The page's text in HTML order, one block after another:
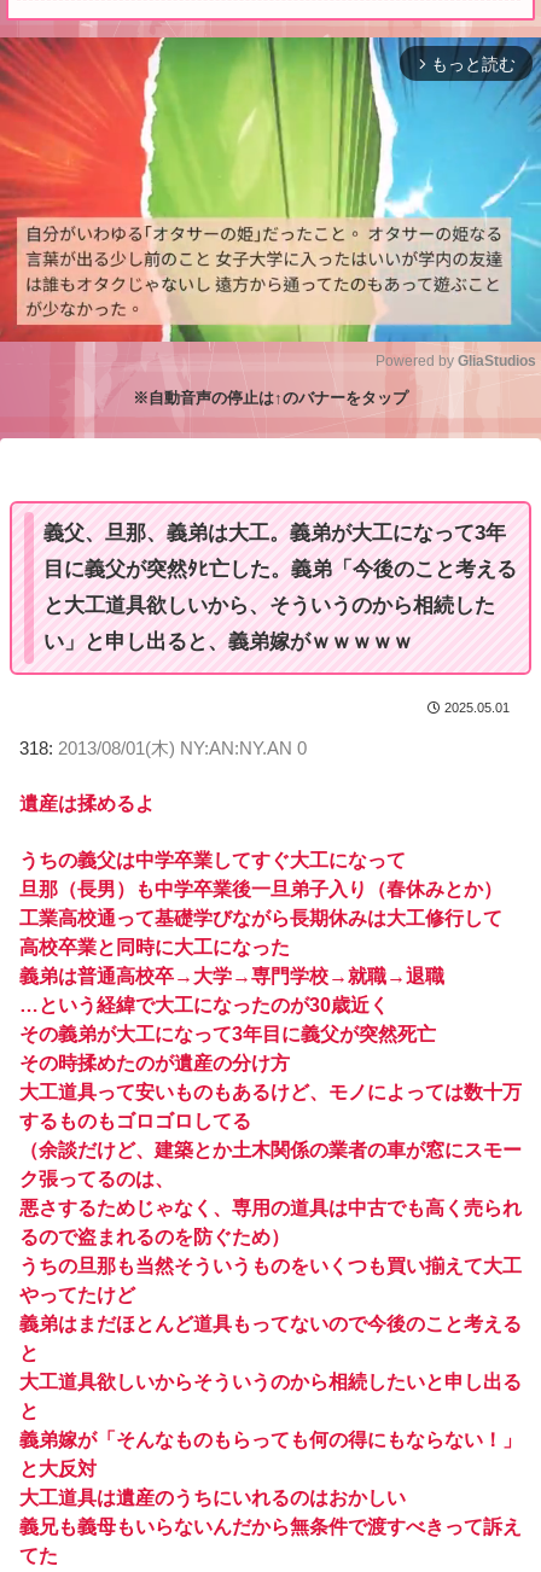
arrow_forward_ios もっと読む
Powered by GliaStudios
※自動音声の停止は↑のバナーをタップ
義父、旦那、義弟は大工。義弟が大工になって3年
目に義父が突然ﾀﾋ亡した。義弟「今後のこと考える
と大工道具欲しいから、そういうのから相続した
い」と申し出ると、義弟嫁がｗｗｗｗｗ
2025.05.01
318: 2013/08/01(木) NY:AN:NY.AN 0
遺産は揉めるよ
うちの義父は中学卒業してすぐ大工になって
旦那（長男）も中学卒業後一旦弟子入り（春休みとか）
工業高校通って基礎学びながら長期休みは大工修行して
高校卒業と同時に大工になった
義弟は普通高校卒→大学→専門学校→就職→退職
…という経緯で大工になったのが30歳近く
その義弟が大工になって3年目に義父が突然死亡
その時揉めたのが遺産の分け方
大工道具って安いものもあるけど、モノによっては数十万
するものもゴロゴロしてる
（余談だけど、建築とか土木関係の業者の車が窓にスモー
ク張ってるのは、
悪さするためじゃなく、専用の道具は中古でも高く売られ
るので盗まれるのを防ぐため）
うちの旦那も当然そういうものをいくつも買い揃えて大工
やってたけど
義弟はまだほとんど道具もってないので今後のこと考える
と
大工道具欲しいからそういうのから相続したいと申し出る
と
義弟嫁が「そんなものもらっても何の得にもならない！」
と大反対
大工道具は遺産のうちにいれるのはおかしい
義兄も義母もいらないんだから無条件で渡すべきって訴え
てた